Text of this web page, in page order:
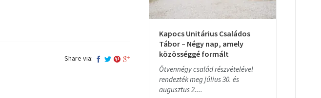
Share via:
Kapocs Unitárius Családos
Tábor – Négy nap, amely
közösséggé formált
Ötvennégy család részvételével
rendezték meg július 30. és
augusztus 2....